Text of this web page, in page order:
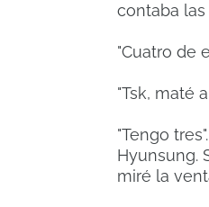
contaba las
"Cuatro de
"Tsk, maté
"Tengo
Hyunsung.
miré la